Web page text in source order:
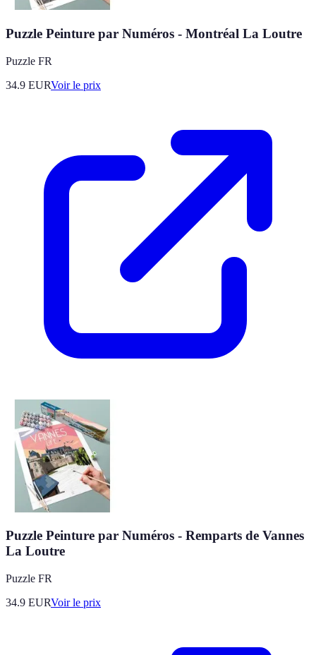
Puzzle Peinture par Numéros - Montréal La Loutre
Puzzle FR
34.9 EURVoir le prix
Puzzle Peinture par Numéros - Remparts de Vannes
La Loutre
Puzzle FR
34.9 EURVoir le prix